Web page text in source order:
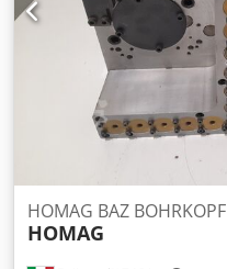
HOMAG BAZ BOHRKOPF
HOMAG